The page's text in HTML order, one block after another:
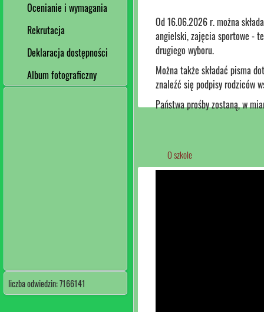
Ocenianie i wymagania
Rekrutacja
Deklaracja dostępności
Album fotograficzny
liczba odwiedzin: 7166141
Od 16.06.2026 r. można
angielski, zajęcia sportowe -
drugiego wyboru.
Można także składać pisma
znaleźć się podpisy rodziców
Państwa prośby zostaną, w
O szkole